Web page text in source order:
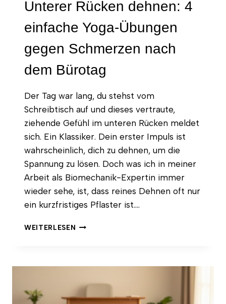
Unterer Rücken dehnen: 4
einfache Yoga-Übungen
gegen Schmerzen nach
dem Bürotag
Der Tag war lang, du stehst vom
Schreibtisch auf und dieses vertraute,
ziehende Gefühl im unteren Rücken meldet
sich. Ein Klassiker. Dein erster Impuls ist
wahrscheinlich, dich zu dehnen, um die
Spannung zu lösen. Doch was ich in meiner
Arbeit als Biomechanik-Expertin immer
wieder sehe, ist, dass reines Dehnen oft nur
ein kurzfristiges Pflaster ist….
WEITERLESEN UNTERER
EINFACHE
ÜBUNGEN
GEGEN